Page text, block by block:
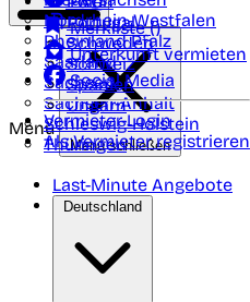
Nordrhein-Westfalen
Rheinland Pfalz
Saarland
Sachsen
Sachsen-Anhalt
Schleswig-Holstein
Thüringen
Portugal
Schweden
Schweiz
Spanien
Ungarn
Merkliste ()
Unterkunft vermieten
Social Media
Vermieter-Login
Als Vermieter registrieren
Menü
Menü schließen
Last-Minute Angebote
Deutschland